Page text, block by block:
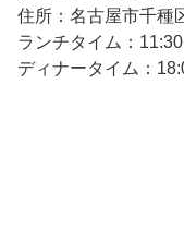
住所：名古屋市千
ランチタイム：
ディナータイム：